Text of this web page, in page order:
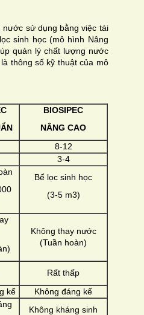
sử dụng bằng việc tái
sinh học (mô hình Nâng
quản lý chất lượng nước
thông số kỹ thuật của mô
BIOSIPEC
NÂNG CAO
8-12
3-4
Bể lọc sinh học
(3-5 m3)
Không thay nước
(Tuần hoàn)
Rất thấp
kể
Không đáng kể
Không kháng sinh